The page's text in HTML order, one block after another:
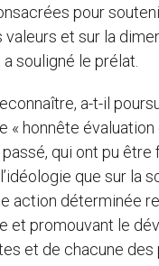
pour
et sur la
souligné le prélat.
a-t-il
« honnête
qui ont pu être
que sur la
action déterminée
et promouvant le
et de chacune des